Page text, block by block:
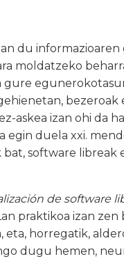
du
moldatzeko
askea izan ohi da
egin duela xxi.
software libreak
de software
praktikoa izan
eta, horregatik,
dugu hemen,